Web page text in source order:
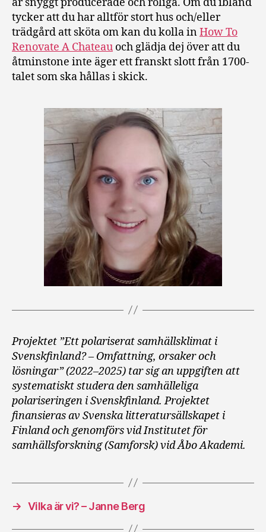
tycker att du har alltför stort hus och/eller
trädgård att sköta om kan du kolla inHow To
Renovate A Chateau och glädja dej över att du
åtminstone inte äger ett franskt slott från 1700-
talet som ska hållas i skick.
Projektet ”Ett polariserat samhällsklimat i
Svenskfinland? – Omfattning, orsaker och
lösningar” (2022–2025) tar sig an uppgiften att
systematiskt studera den samhälleliga
polariseringen i Svenskfinland. Projektet
finansieras av Svenska litteratursällskapet i
Finland och genomförs vid Institutet för
samhällsforskning (Samforsk) vid Åbo Akademi.
→ Vilka är vi? – Janne Berg